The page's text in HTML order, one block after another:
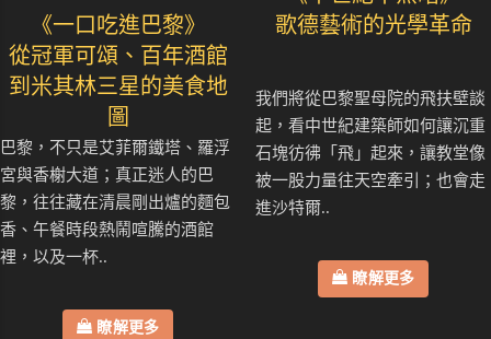
《一口吃進巴黎》
從冠軍可頌、百年酒館
到米其林三星的美食地
圖
巴黎，不只是艾菲爾鐵塔、羅浮
宮與香榭大道；真正迷人的巴
黎，往往藏在清晨剛出爐的麵包
香、午餐時段熱鬧喧騰的酒館
裡，以及一杯..
瞭解更多
歌德藝術的光學革命
我們將從巴黎聖母院的飛扶壁談
起，看中世紀建築師如何讓沉重
石塊彷彿「飛」起來，讓教堂像
被一股力量往天空牽引；也會走
進沙特爾..
瞭解更多